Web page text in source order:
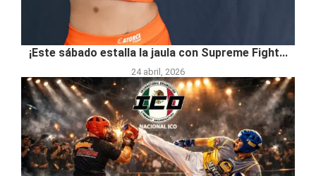
¡Este sábado estalla la jaula con Supreme Fight...
24 abril, 2026